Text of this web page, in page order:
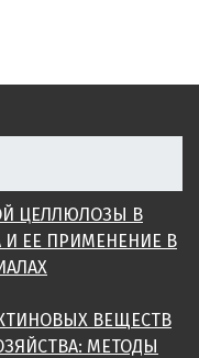
ЦЕЛЛЮЛОЗЫ В
И ЕЕ ПРИМЕНЕНИЕ В
ВЕЩЕСТВ
МЕТОДЫ